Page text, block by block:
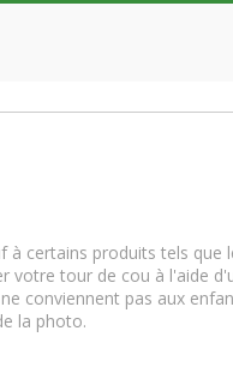
à certains produits tels que
votre tour de cou à l'aide
conviennent pas aux
la photo.